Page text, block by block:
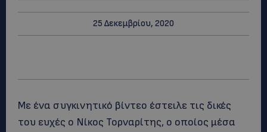
25 Δεκεμβρίου, 2020
Με ένα συγκινητικό βίντεο έστειλε τις δικές
του ευχές ο Νίκος Τορναρίτης, ο οποίος μέσα